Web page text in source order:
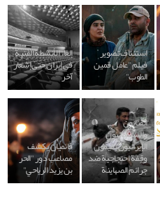
استئناف تصوير
فيلم "عامل قمين
الطوب"
إلغاء الأنشطة الفنية
في إيران حتى إشعار
آخر
الفنانون
والسينمائيون
الإيرانيون يقيمون
وقفة احتجاجية ضد
جرائم الصهاينة
قائميان يكشف
مصاعب دور "الحر
بن يزيد الرياحي"